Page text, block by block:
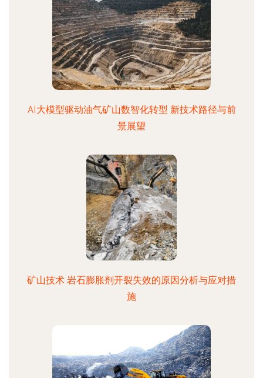
AI大模型驱动油气矿山数智化转型 新技术路径与前
景展望
矿山技术 岩石膨胀剂开裂失效的原因分析与应对措
施